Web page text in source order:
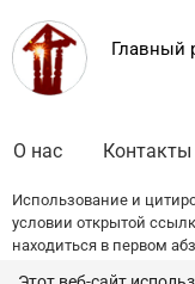
Главный
О нас Контакты
Использование и
условии открытой
находиться в первом